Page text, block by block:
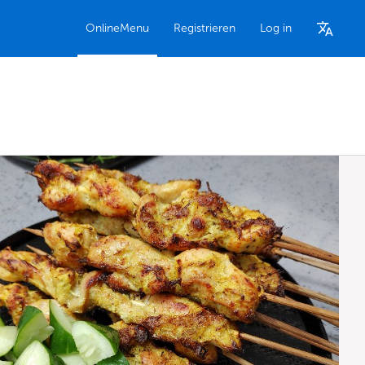
OnlineMenu Registrieren Log in